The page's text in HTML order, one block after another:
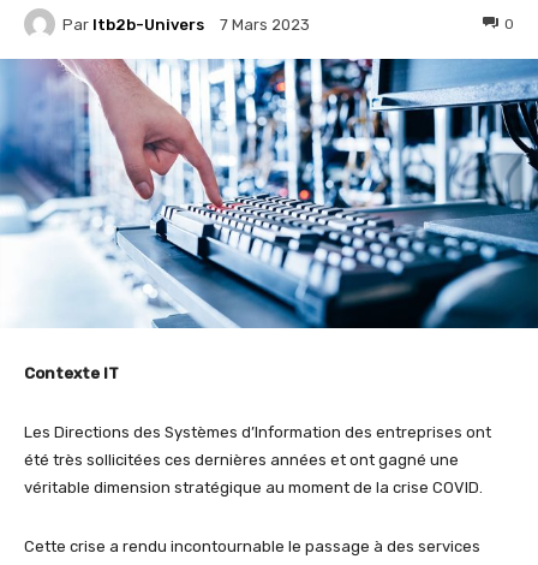
Par Itb2b-Univers 7 Mars 2023 0
Contexte IT
Les Directions des Systèmes d’Information des entreprises ont
été très sollicitées ces dernières années et ont gagné une
véritable dimension stratégique au moment de la crise COVID.
Cette crise a rendu incontournable le passage à des services